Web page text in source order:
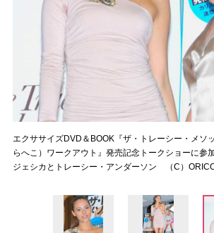
エクササイズDVD＆BOOK『ザ・トレーシー・メソ
らへこ）ワークアウト』発売記念トークショーに参
ジェシカとトレーシー・アンダーソン （C）